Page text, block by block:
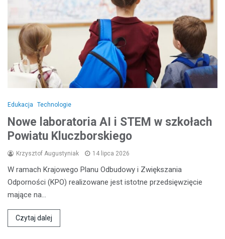
Edukacja Technologie
Nowe laboratoria AI i STEM w szkołach
Powiatu Kluczborskiego
Krzysztof Augustyniak 14 lipca 2026
W ramach Krajowego Planu Odbudowy i Zwiększania
Odporności (KPO) realizowane jest istotne przedsięwzięcie
mające na…
Czytaj dalej